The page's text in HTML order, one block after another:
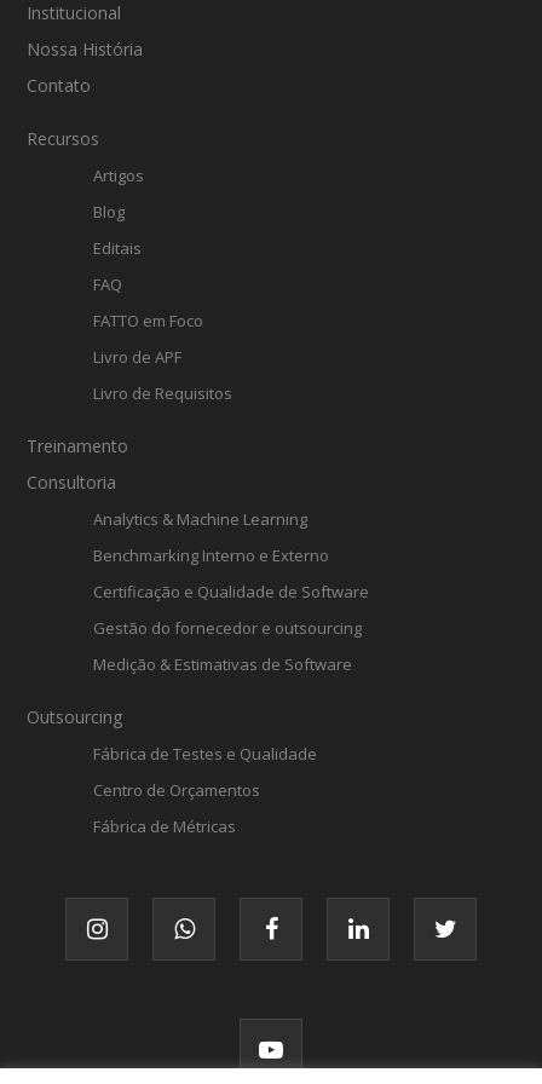
Institucional
Nossa História
Contato
Recursos
Artigos
Blog
Editais
FAQ
FATTO em Foco
Livro de APF
Livro de Requisitos
Treinamento
Consultoria
Analytics & Machine Learning
Benchmarking Interno e Externo
Certificação e Qualidade de Software
Gestão do fornecedor e outsourcing
Medição & Estimativas de Software
Outsourcing
Fábrica de Testes e Qualidade
Centro de Orçamentos
Fábrica de Métricas